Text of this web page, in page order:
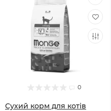
0
Сухий корм для котів